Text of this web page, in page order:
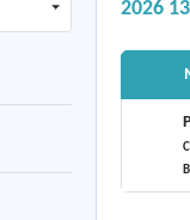
2026